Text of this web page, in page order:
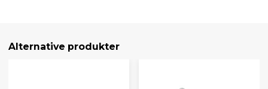
Alternative produkter